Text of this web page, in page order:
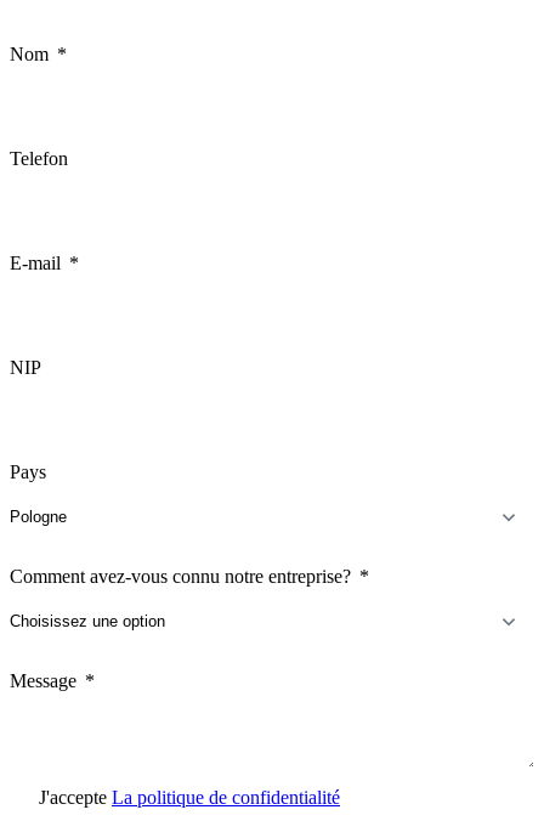
Nom
Telefon
E-mail
NIP
Pays
Comment avez-vous connu notre entreprise?
Message
J'accepte La politique de confidentialité